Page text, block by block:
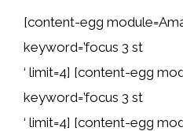
[content-egg
keyword=’focus 3 st
‘ limit=4] [content-egg
keyword=’focus 3 st
‘ limit=4] [content-egg